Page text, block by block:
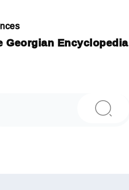
Georgian Encyclopedia